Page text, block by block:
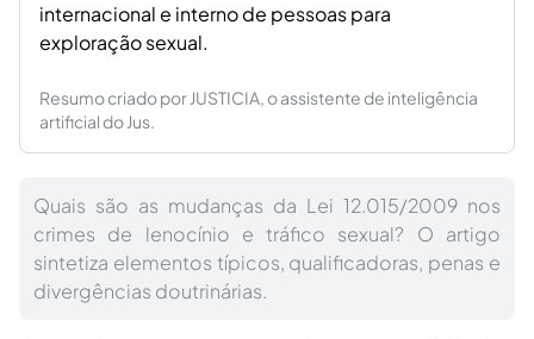
internacional e interno de pessoas para
exploração sexual.
Resumo criado por JUSTICIA, o assistente de inteligência
artificial do Jus.
Quais são as mudanças da Lei 12.015/2009 nos
crimes de lenocínio e tráfico sexual? O artigo
sintetiza elementos típicos, qualificadoras, penas e
divergências doutrinárias.